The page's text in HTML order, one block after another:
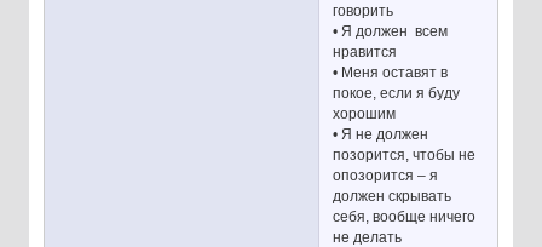
говорить
• Я должен всем
нравится
• Меня оставят в
покое, если я буду
хорошим
• Я не должен
позорится, чтобы не
опозорится – я
должен скрывать
себя, вообще ничего
не делать